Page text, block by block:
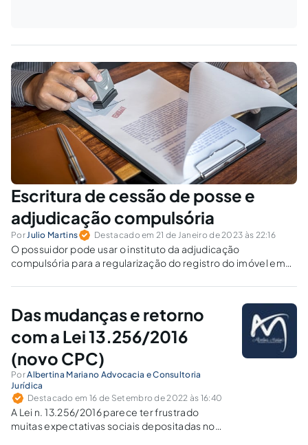
Escritura de cessão de posse e
adjudicação compulsória
PorJulio Martins Destacado em 21 de Janeiro de 2023 às 22:16
O possuidor pode usar o instituto da adjudicação
compulsória para a regularização do registro do imóvel em
Das mudanças e retorno
com a Lei 13.256/2016
(novo CPC)
PorAlbertina Mariano Advocacia e Consultoria
Jurídica
Destacado em 16 de Setembro de 2022 às 16:40
A Lei n. 13.256/2016 parece ter frustrado
muitas expectativas sociais depositadas no